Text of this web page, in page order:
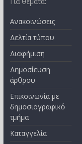
Ανακοινώσεις
Δελτία τύπου
Διαφήμιση
Δημοσίευση
άρθρου
Επικοινωνία με
δημοσιογραφικό
τμήμα
Καταγγελία